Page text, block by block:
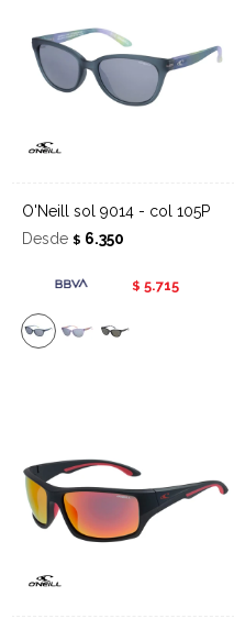
O'Neill sol 9014 - col 105P
Desde $ 6.350
$ 5.715